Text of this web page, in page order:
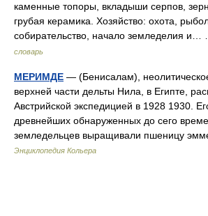
каменные топоры, вкладыши серпов,
грубая керамика. Хозяйство: охота,
собирательство, начало земледелия
словарь
МЕРИМДЕ — (Бенисалам),
верхней части дельты Нила, в Египте,
Австрийской экспедицией в 1928 1930.
древнейших обнаруженных до сего
земледельцев выращивали пшеницу
Энциклопедия Кольера